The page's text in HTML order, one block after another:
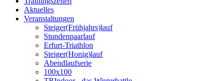
Aktuelles
Veranstaltungen
Steiger(Frühjahrs)lauf
Stundenpaarlauf
Erfurt-Triathlon
Steiger(Honig)lauf
Abendlaufserie
100x100